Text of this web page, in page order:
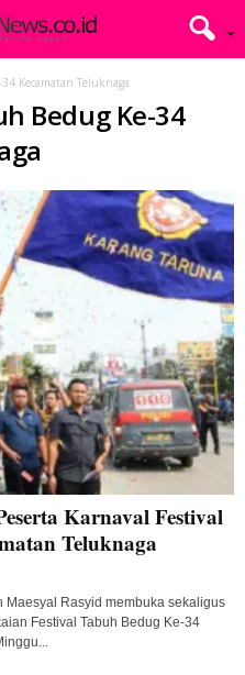
Kecamatan Teluknaga
Bedug Ke-34
Karnaval Festival
Teluknaga
Maesyal Rasyid membuka sekaligus
Festival Tabuh Bedug Ke-34